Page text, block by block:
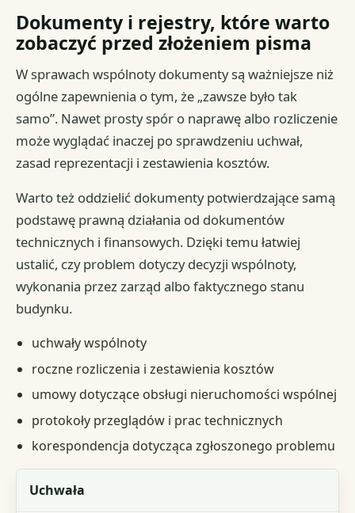
Dokumenty i rejestry, które warto
zobaczyć przed złożeniem pisma
W sprawach wspólnoty dokumenty są ważniejsze niż
ogólne zapewnienia o tym, że „zawsze było tak
samo”. Nawet prosty spór o naprawę albo rozliczenie
może wyglądać inaczej po sprawdzeniu uchwał,
zasad reprezentacji i zestawienia kosztów.
Warto też oddzielić dokumenty potwierdzające samą
podstawę prawną działania od dokumentów
technicznych i finansowych. Dzięki temu łatwiej
ustalić, czy problem dotyczy decyzji wspólnoty,
wykonania przez zarząd albo faktycznego stanu
budynku.
uchwały wspólnoty
roczne rozliczenia i zestawienia kosztów
umowy dotyczące obsługi nieruchomości wspólnej
protokoły przeglądów i prac technicznych
korespondencja dotycząca zgłoszonego problemu
Dokument
Uchwała